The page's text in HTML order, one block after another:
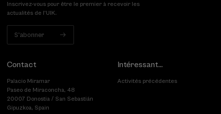
Inscrivez-vous pour être le premier à recevoir les
actualités de l'UIK.
S'abonner
Contact
Palacio Miramar
Paseo de Miraconcha, 48
20007 Donostia / San Sebastián
Gipuzkoa, Spain
Intéressant...
Activités précédentes